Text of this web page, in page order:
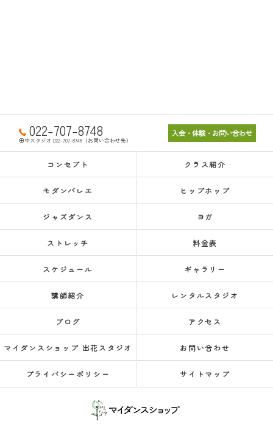
022-707-8748
田中スタジオ 022-707-8748（お問い合わせ先）
入会・体験・お問い合わせ
コンセプト クラス紹介
モダンバレエ ヒップホップ
ジャズダンス ヨガ
ストレッチ 料金表
スケジュール ギャラリー
講師紹介 レンタルスタジオ
ブログ アクセス
マイダンスショップ 出花スタジオ お問い合わせ
プライバシーポリシー サイトマップ